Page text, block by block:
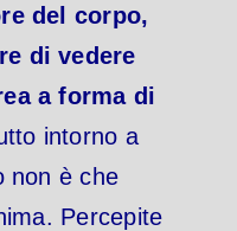
del corpo,
di vedere
a forma di
intorno a
non è che
Percepite